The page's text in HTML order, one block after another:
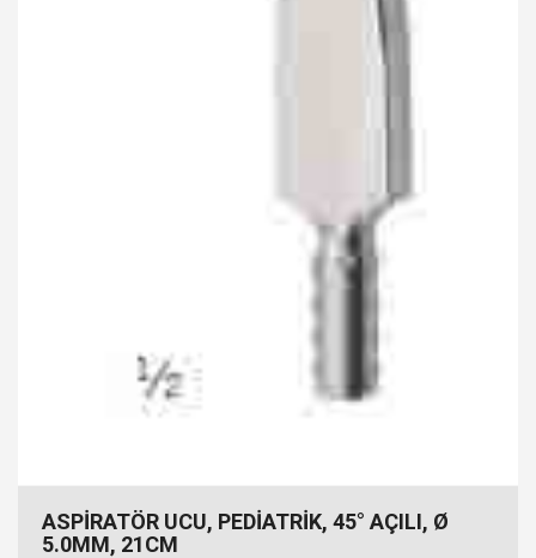
ASPİRATÖR UCU, PEDİATRİK, 45° AÇILI, Ø
5.0MM, 21CM